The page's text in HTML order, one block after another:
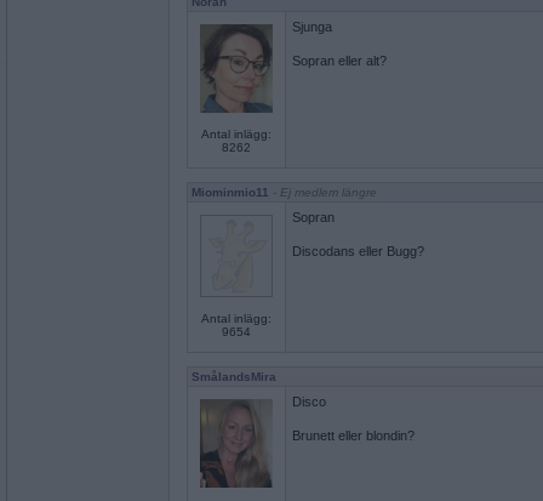
Antal inlägg:
8262
Sjunga
Sopran eller alt?
Miominmio11 - Ej medlem längre
Antal inlägg:
9654
Sopran
Discodans eller Bugg?
SmålandsMira
Disco
Brunett eller blondin?